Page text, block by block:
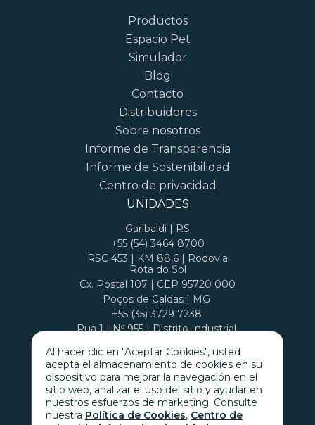
Al hacer clic en "Aceptar Cookies", usted
acepta el almacenamiento de cookies en su
dispositivo para mejorar la navegación en el
sitio web, analizar el uso del sitio y ayudar en
nuestros esfuerzos de marketing. Consulte
nuestra Política de Cookies, Centro de
Productos
Espacio Pet
Simulador
Blog
Contacto
Distribuidores
Sobre nosotros
Informe de Transparencia
Informe de Sostenibilidad
Centro de privacidad
UNIDADES
Garibaldi | RS
+55 (54) 3464 8700
RSC 453 | KM 88,6 | Rodovia
Rota do Sol
Cx. Postal 107 | CEP 95720 000
Poços de Caldas | MG
+55 (35) 3729 7238
Rua 1 | Nº 955 | Distrito Industrial